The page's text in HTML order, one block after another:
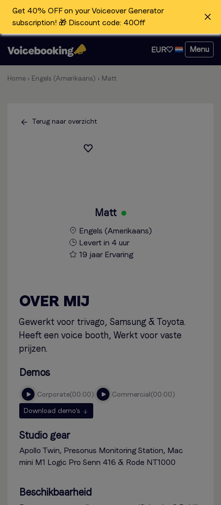
Get 40% OFF on your Voiceover Generator
subscription! 🎁 Discount code: 40Off
EUR Menu
Home › Engels (Amerikaans) › Matt
Terug naar overzicht
Matt
Engels (Amerikaans)
Levert in 4 uur
19 jaar Ervaring
OVER MIJ
Gewerkt voor trivago, Samsung & Toyota.
Heeft een voice booth, Werkt voor vaste
prijzen.
Demos
corporate 00:00 commercial 00:00
Download demo's
Studio gear
Apollo Twin, Presonus Monitoring Station, Mac
mini M1 Logic Pro Senn 416 & Rode NT1000
Beschikbaarheid